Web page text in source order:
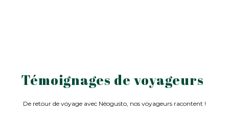
Témoignages de voyageurs
De retour de voyage avec Néogusto, nos voyageurs racontent !